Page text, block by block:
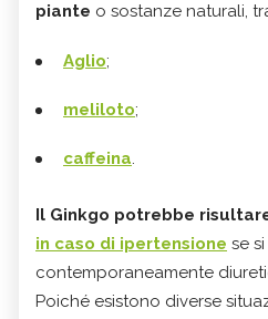
piante o sostanze naturali,
Aglio;
meliloto;
caffeina.
Il Ginkgo potrebbe
in caso di ipertensione se
contemporaneamente
Poiché esistono diverse